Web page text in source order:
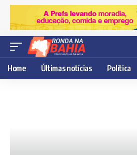
Home Últimas notícias Política